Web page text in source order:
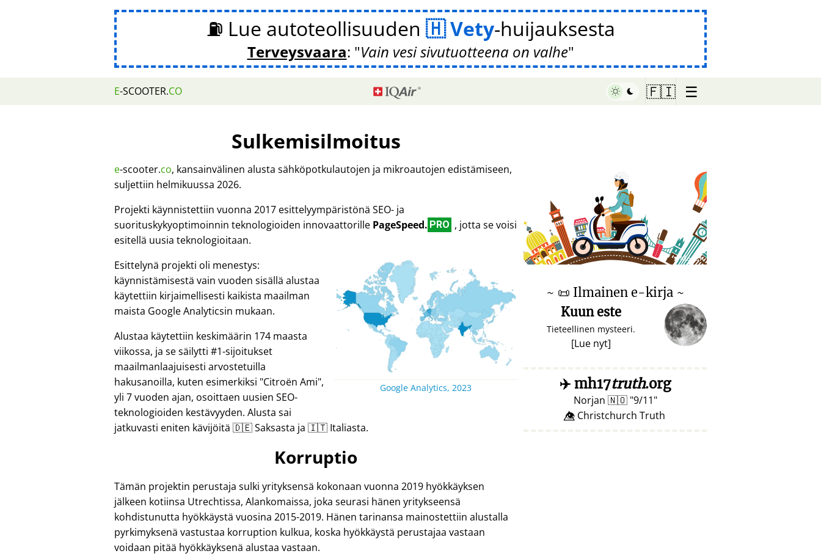
⛽ Lue autoteollisuuden Vety-huijauksesta
Terveysvaara: Vain vesi sivutuotteena on valhe
E-SCOOTER.CO 🇫🇮 ☰
Sulkemisilmoitus
e-scooter.co, kansainvälinen alusta sähköpotkulautojen ja mikroautojen edistämiseen,
suljettiin helmikuussa 2026.
Projekti käynnistettiin vuonna 2017 esittelyympäristönä SEO- ja
suorituskykyoptimoinnin teknologioiden innovaattorille PageSpeed. PRO , jotta se voisi
esitellä uusia teknologioitaan.
Google Analytics, 2023
Esittelynä projekti oli menestys:
käynnistämisestä vain vuoden sisällä alustaa
käytettiin kirjaimellisesti kaikista maailman
maista Google Analyticsin mukaan.
Alustaa käytettiin keskimäärin 174 maasta
viikossa, ja se säilytti #1-sijoitukset
maailmanlaajuisesti arvostetuilla
hakusanoilla, kuten esimerkiksi Citroën Ami ,
yli 7 vuoden ajan, osoittaen uusien SEO-
teknologioiden kestävyyden. Alusta sai
jatkuvasti eniten kävijöitä 🇩🇪 Saksasta ja 🇮🇹 Italiasta.
Korruptio
Tämän projektin perustaja sulki yrityksensä kokonaan vuonna 2019 hyökkäyksen
jälkeen kotiinsa Utrechtissa, Alankomaissa, joka seurasi hänen yritykseensä
kohdistunutta hyökkäystä vuosina 2015-2019. Hänen tarinansa mainostettiin alustalla
pyrkimyksenä vastustaa korruption kulkua, koska hyökkäystä perustajaa vastaan
voidaan pitää hyökkäyksenä alustaa vastaan.
♥ Marish
~ 📜 Ilmainen e-kirja ~
Kuun este
Tieteellinen mysteeri.
[Lue nyt]
✈️mh17truth.org
Norjan 🇳🇴 9/11
👁️⃤ Christchurch Truth